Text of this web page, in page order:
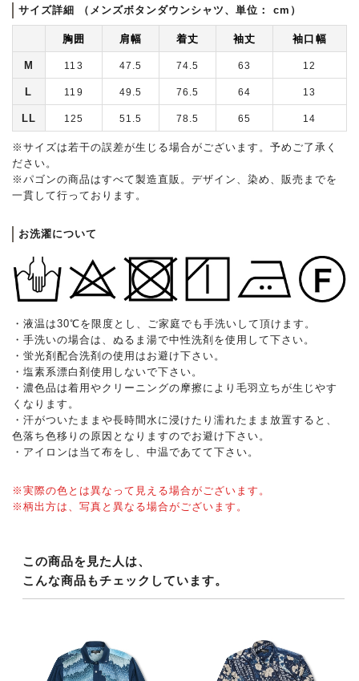
サイズ詳細 （メンズボタンダウンシャツ、単位： cm）
胸囲 肩幅 着丈 袖丈 袖口幅
M 113 47.5 74.5 63 12
L 119 49.5 76.5 64 13
LL 125 51.5 78.5 65 14
※サイズは若干の誤差が生じる場合がございます。予めご了承く
ださい。
※パゴンの商品はすべて製造直販。デザイン、染め、販売までを
一貫して行っております。
お洗濯について
・液温は30℃を限度とし、ご家庭でも手洗いして頂けます。
・手洗いの場合は、ぬるま湯で中性洗剤を使用して下さい。
・蛍光剤配合洗剤の使用はお避け下さい。
・塩素系漂白剤使用しないで下さい。
・濃色品は着用やクリーニングの摩擦により毛羽立ちが生じやす
くなります。
・汗がついたままや長時間水に浸けたり濡れたまま放置すると、
色落ち色移りの原因となりますのでお避け下さい。
・アイロンは当て布をし、中温であてて下さい。
※実際の色とは異なって見える場合がございます。
※柄出方は、写真と異なる場合がございます。
この商品を見た人は、
こんな商品もチェックしています。